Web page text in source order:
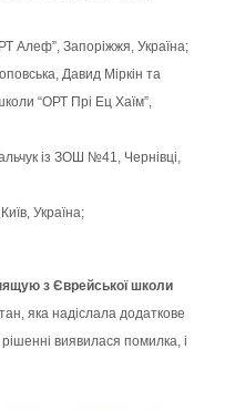
Алеф”, Запоріжжя, Україна;
Давид Міркін та
“ОРТ Прі Ец Хаїм”,
із ЗОШ №41, Чернівці,
Україна;
з Єврейської школи
яка надіслала додаткове
виявилася помилка, і